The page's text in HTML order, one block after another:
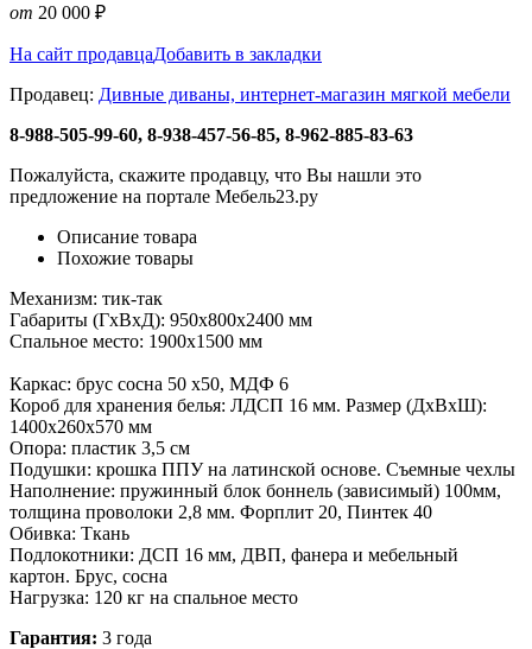
от 20 000 ₽
На сайт продавцаДобавить в закладки
Продавец: Дивные диваны, интернет-магазин мягкой мебели
8-988-505-99-60, 8-938-457-56-85, 8-962-885-83-63
Пожалуйста, скажите продавцу, что Вы нашли это
предложение на портале Мебель23.ру
Описание товара
Похожие товары
Механизм: тик-так
Габариты (ГхВхД): 950х800х2400 мм
Спальное место: 1900х1500 мм
Каркас: брус сосна 50 х50, МДФ 6
Короб для хранения белья: ЛДСП 16 мм. Размер (ДхВхШ):
1400х260х570 мм
Опора: пластик 3,5 см
Подушки: крошка ППУ на латинской основе. Съемные чехлы
Наполнение: пружинный блок боннель (зависимый) 100мм,
толщина проволоки 2,8 мм. Форплит 20, Пинтек 40
Обивка: Ткань
Подлокотники: ДСП 16 мм, ДВП, фанера и мебельный
картон. Брус, сосна
Нагрузка: 120 кг на спальное место
Гарантия: 3 года